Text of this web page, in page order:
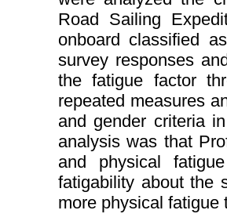
Road Sailing
onboard classified
survey responses
the fatigue factor
repeated measures
and gender criteria
analysis was that
and physical
fatigability about the
more physical fatigue